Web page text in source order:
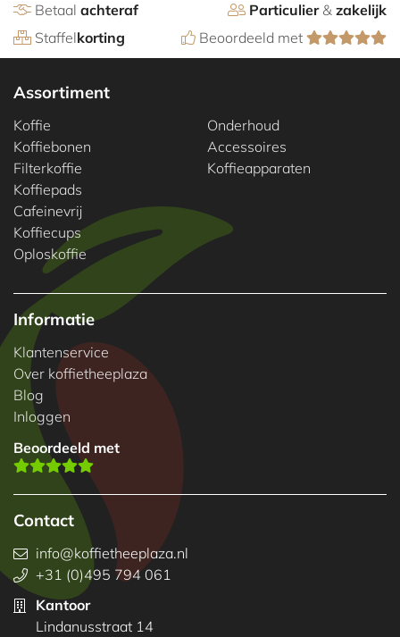
Betaal achteraf Particulier& zakelijk
Staffelkorting Beoordeeld met
Assortiment
Koffie
Koffiebonen
Filterkoffie
Koffiepads
Cafeinevrij
Koffiecups
Oploskoffie
Onderhoud
Accessoires
Koffieapparaten
Informatie
Klantenservice
Over koffietheeplaza
Blog
Inloggen
Beoordeeld met
Contact
info@koffietheeplaza.nl
+31 (0)495 794 061
Kantoor
Lindanusstraat 14